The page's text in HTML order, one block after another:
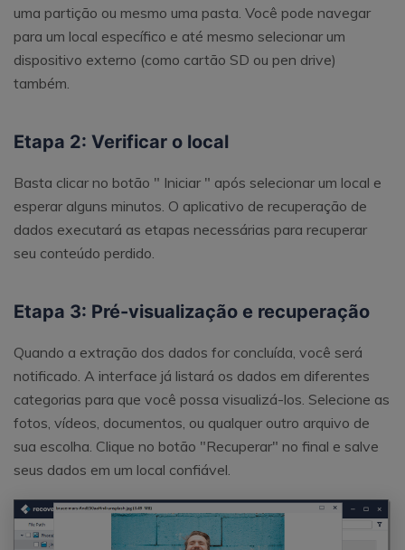
uma partição ou mesmo uma pasta. Você pode navegar
para um local específico e até mesmo selecionar um
dispositivo externo (como cartão SD ou pen drive)
também.
Etapa 2: Verificar o local
Basta clicar no botão " Iniciar " após selecionar um local e
esperar alguns minutos. O aplicativo de recuperação de
dados executará as etapas necessárias para recuperar
seu conteúdo perdido.
Etapa 3: Pré-visualização e recuperação
Quando a extração dos dados for concluída, você será
notificado. A interface já listará os dados em diferentes
categorias para que você possa visualizá-los. Selecione as
fotos, vídeos, documentos, ou qualquer outro arquivo de
sua escolha. Clique no botão "Recuperar" no final e salve
seus dados em um local confiável.